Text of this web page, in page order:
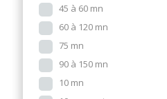
45 à 60 mn
60 à 120 mn
75 mn
90 à 150 mn
10 mn